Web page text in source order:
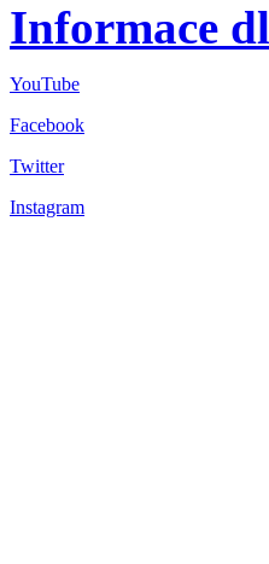
Informace
YouTube
Facebook
Twitter
Instagram